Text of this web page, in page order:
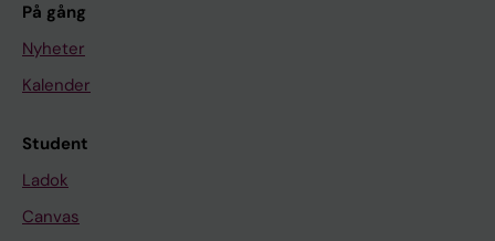
På gång
Nyheter
Kalender
Student
Ladok
Canvas